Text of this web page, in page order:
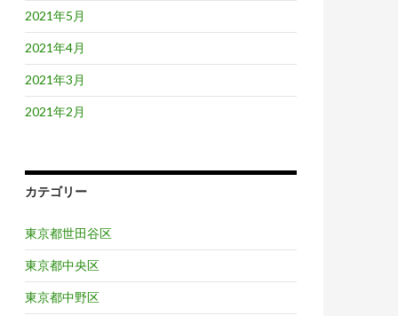
2021年5月
2021年4月
2021年3月
2021年2月
カテゴリー
東京都世田谷区
東京都中央区
東京都中野区